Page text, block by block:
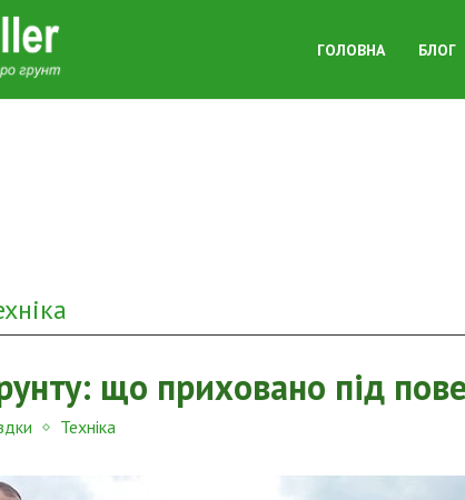
ГОЛОВНА БЛОГ
що приховано під
Техніка